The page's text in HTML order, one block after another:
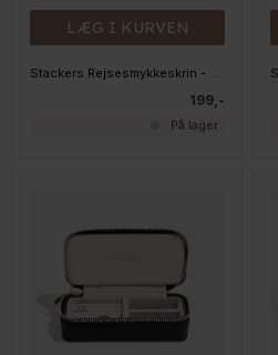
LÆG I KURVEN
Stackers Rejsesmykkeskrin - PETITE, Taupe
199,-
På lager